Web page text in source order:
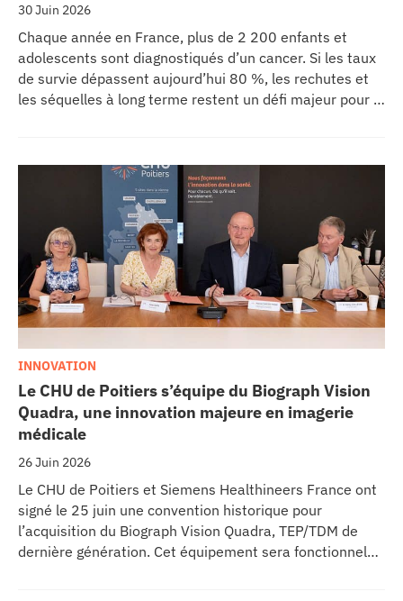
30 Juin 2026
Chaque année en France, plus de 2 200 enfants et
adolescents sont diagnostiqués d’un cancer. Si les taux
de survie dépassent aujourd’hui 80 %, les rechutes et
les séquelles à long terme restent un défi majeur pour la
l’Oncopole Claudius Regaud et de leurs partenaires,
lancent CIRCLE, un centre de recherche d’excellence
dédié aux cancers pédiatriques.
Le CHU de Poitiers s’équipe du Biograph Vision
Quadra, une innovation majeure en imagerie
médicale
26 Juin 2026
INNOVATION
Le CHU de Poitiers et Siemens Healthineers France ont
signé le 25 juin une convention historique pour
l’acquisition du Biograph Vision Quadra, TEP/TDM de
dernière génération. Cet équipement sera fonctionnel